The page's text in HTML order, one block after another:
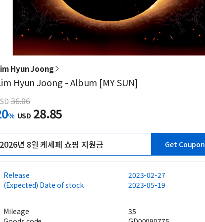
Hyun Joong
Hyun Joong - Album [MY SUN]
36.06
% USD 28.85
2026년 8월 케세페 쇼핑 지원금 Get Coupon
Release
2023-02-27
(Expected) Date of stock
2023-05-19
Mileage
35